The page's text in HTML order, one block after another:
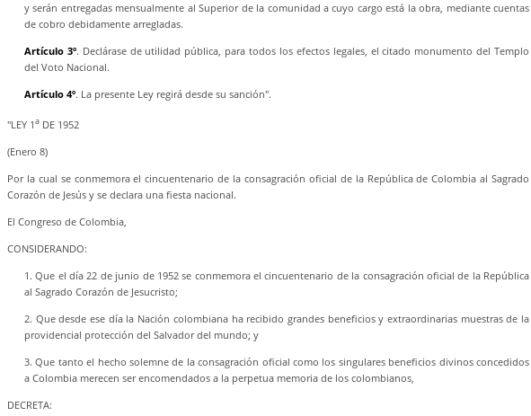
y serán entregadas mensualmente al Superior de la comunidad a cuyo cargo está la obra, mediante cuentas
de cobro debidamente arregladas.
Artículo 3º. Declárase de utilidad pública, para todos los efectos legales, el citado monumento del Templo
del Voto Nacional.
Artículo 4º. La presente Ley regirá desde su sanción".
"LEY 1a DE 1952
(Enero 8)
Por la cual se conmemora el cincuentenario de la consagración oficial de la República de Colombia al Sagrado
Corazón de Jesús y se declara una fiesta nacional.
El Congreso de Colombia,
CONSIDERANDO:
1. Que el día 22 de junio de 1952 se conmemora el cincuentenario de la consagración oficial de la República
al Sagrado Corazón de Jesucristo;
2. Que desde ese día la Nación colombiana ha recibido grandes beneficios y extraordinarias muestras de la
providencial protección del Salvador del mundo; y
3. Que tanto el hecho solemne de la consagración oficial como los singulares beneficios divinos concedidos
a Colombia merecen ser encomendados a la perpetua memoria de los colombianos,
DECRETA: